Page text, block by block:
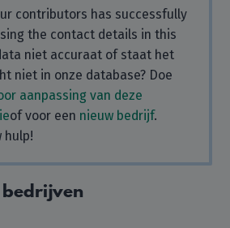
contributors has successfully
the contact details in this
niet accuraat of staat het
niet in onze database? Doe
aanpassing van deze
of voor een nieuw bedrijf.
hulp!